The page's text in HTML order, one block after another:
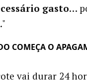
gasto…
COMEÇA O
vai durar 24